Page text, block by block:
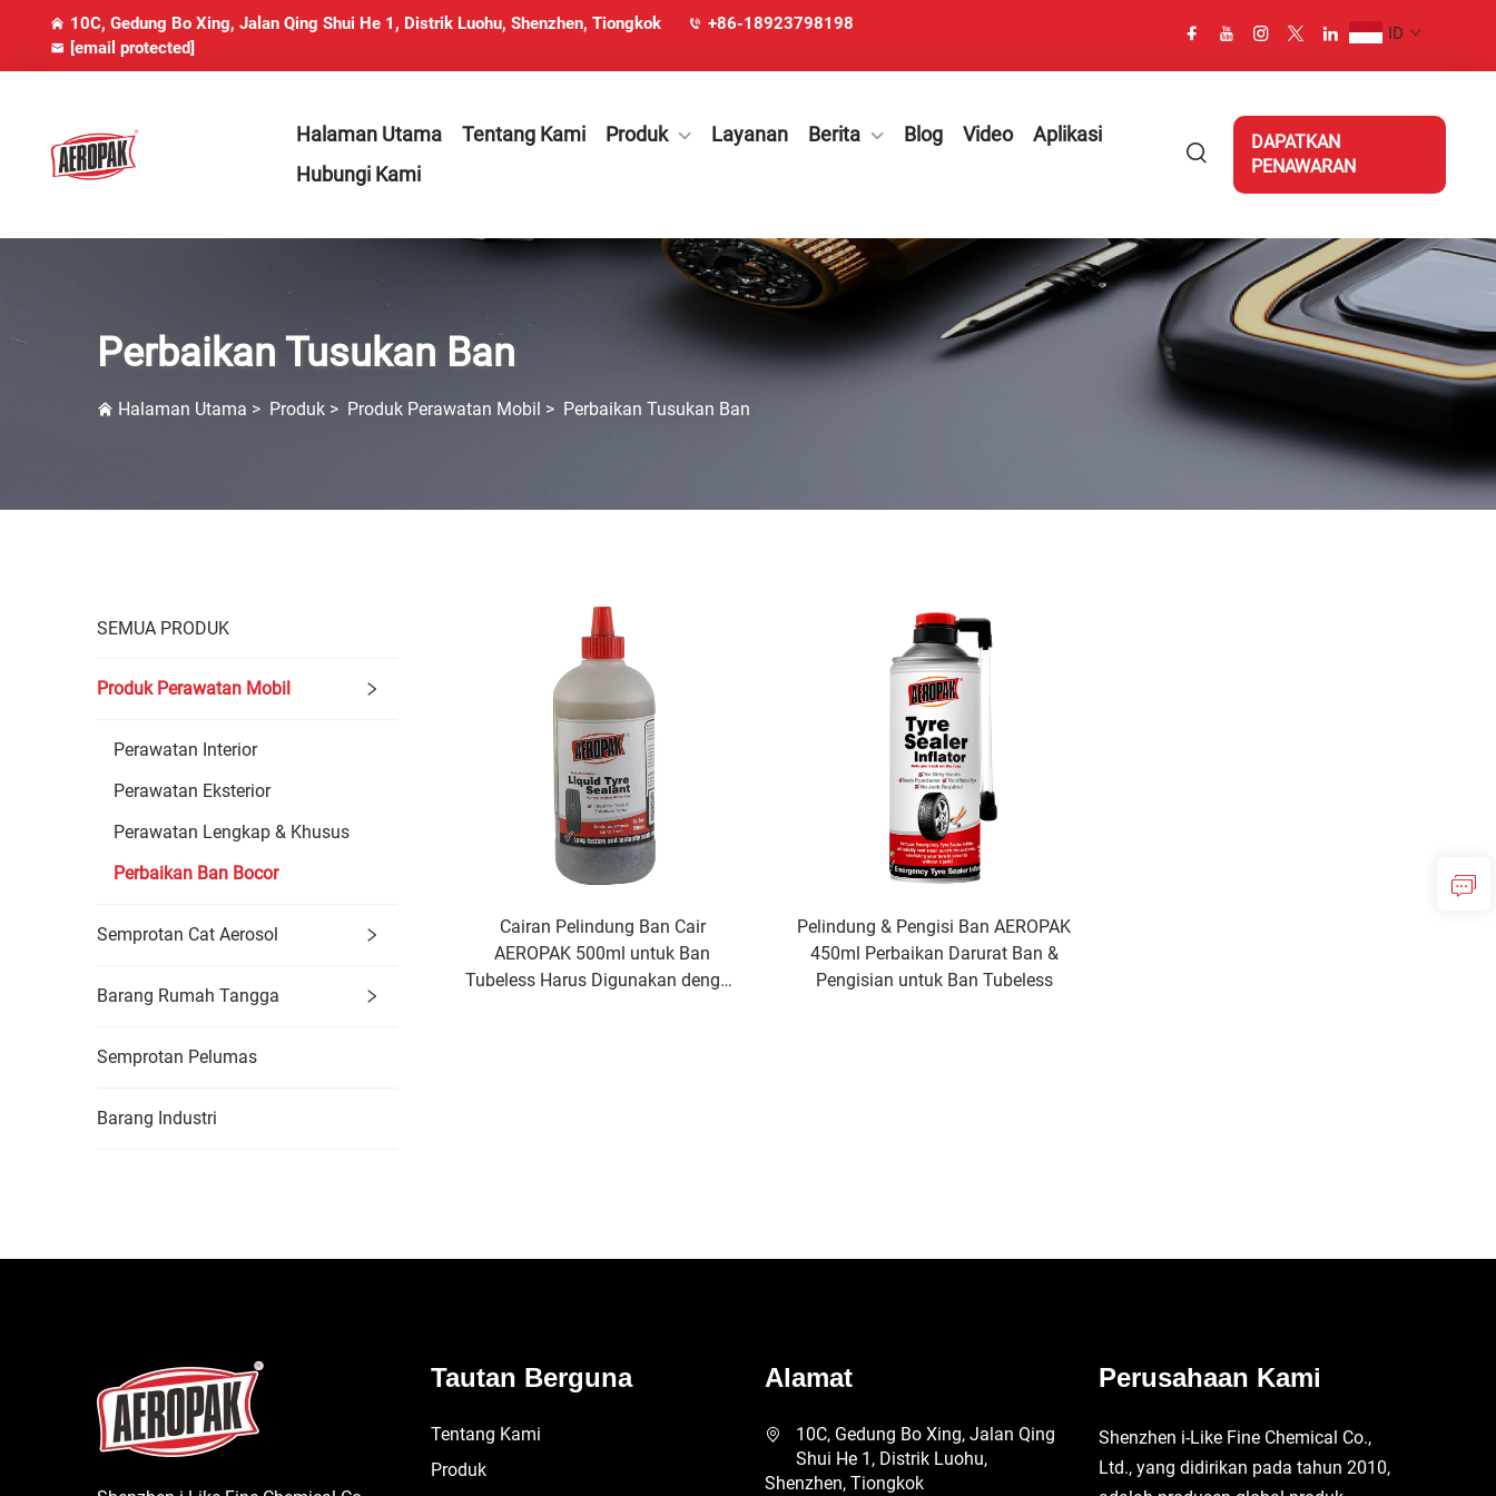
10C, Gedung Bo Xing, Jalan Qing Shui He 1, Distrik Luohu, Shenzhen, Tiongkok
+86-18923798198
[email protected]
ID
Halaman Utama Tentang Kami Produk Layanan Berita Blog Video
Aplikasi
Hubungi Kami
DAPATKAN
PENAWARAN
Perbaikan Tusukan Ban
Halaman Utama > Produk > Produk Perawatan Mobil > Perbaikan Tusukan Ban
SEMUA PRODUK
Produk Perawatan Mobil
Perawatan Interior
Perawatan Eksterior
Perawatan Lengkap & Khusus
Perbaikan Ban Bocor
Semprotan Cat Aerosol
Barang Rumah Tangga
Semprotan Pelumas
Barang Industri
Cairan Pelindung Ban Cair
AEROPAK 500ml untuk Ban
Tubeless Harus Digunakan dengan
Pelindung & Pengisi Ban AEROPAK
450ml Perbaikan Darurat Ban &
Pengisian untuk Ban Tubeless
Tautan Berguna
Tentang Kami
Produk
Alamat
10C, Gedung Bo Xing, Jalan Qing
Shui He 1, Distrik Luohu,
Shenzhen, Tiongkok
Perusahaan Kami
Shenzhen i-Like Fine Chemical Co.,
Ltd., yang didirikan pada tahun 2010,